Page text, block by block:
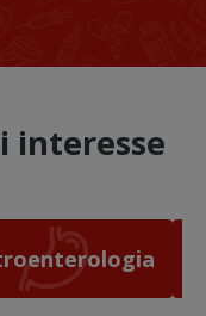
interesse